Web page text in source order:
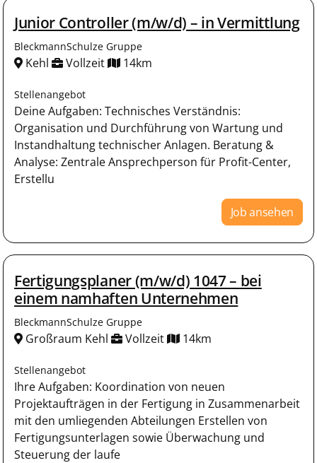
Junior Controller (m/w/d) – in Vermittlung
BleckmannSchulze Gruppe
Kehl Vollzeit 14km
Stellenangebot
Deine Aufgaben: Technisches Verständnis:
Organisation und Durchführung von Wartung und
Instandhaltung technischer Anlagen. Beratung &
Analyse: Zentrale Ansprechperson für Profit-Center,
Erstellu
Job ansehen
Fertigungsplaner (m/w/d) 1047 – bei
einem namhaften Unternehmen
BleckmannSchulze Gruppe
Großraum Kehl Vollzeit 14km
Stellenangebot
Ihre Aufgaben: Koordination von neuen
Projektaufträgen in der Fertigung in Zusammenarbeit
mit den umliegenden Abteilungen Erstellen von
Fertigungsunterlagen sowie Überwachung und
Steuerung der laufe